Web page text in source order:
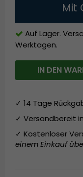
Mit
Auf Lager.
Werktagen.
IN DEN
✓ 14 Tage
✓ Versandbereit
✓ Kostenloser
einem Einkauf